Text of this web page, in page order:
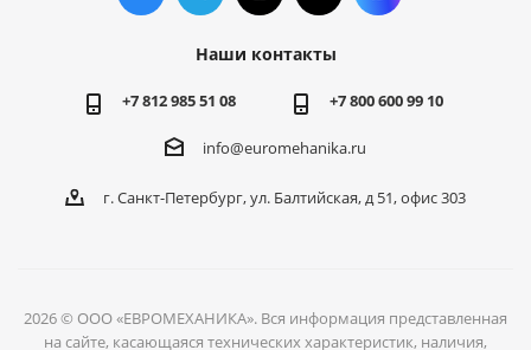
Наши контакты
+7 812 985 51 08 +7 800 600 99 10
info@euromehanika.ru
г. Санкт-Петербург, ул. Балтийская, д 51, офис 303
2026 © ООО «ЕВРОМЕХАНИКА». Вся информация представленная
на сайте, касающаяся технических характеристик, наличия,